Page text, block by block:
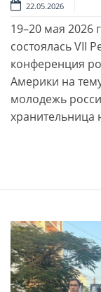
22.05.2026
19–20 мая 2026
состоялась VII
конференция
Америки на
молодежь
хранительница